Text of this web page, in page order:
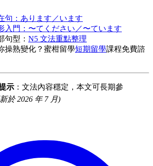
句：あります／います
入門：〜てください／〜ています
句型： N5 文法重點整理
操熟變化？蜜柑留學短期留學課程免費諮
示 ：文法內容穩定，本文可長期參
於 2026 年 7 月)